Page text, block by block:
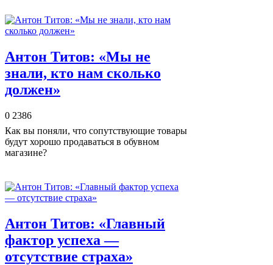
Антон Титов: «Мы не
знали, кто нам сколько
должен»
0 2386
Как вы поняли, что сопутствующие товары
будут хорошо продаваться в обувном
магазине?
Антон Титов: «Главный
фактор успеха —
отсутствие страха»